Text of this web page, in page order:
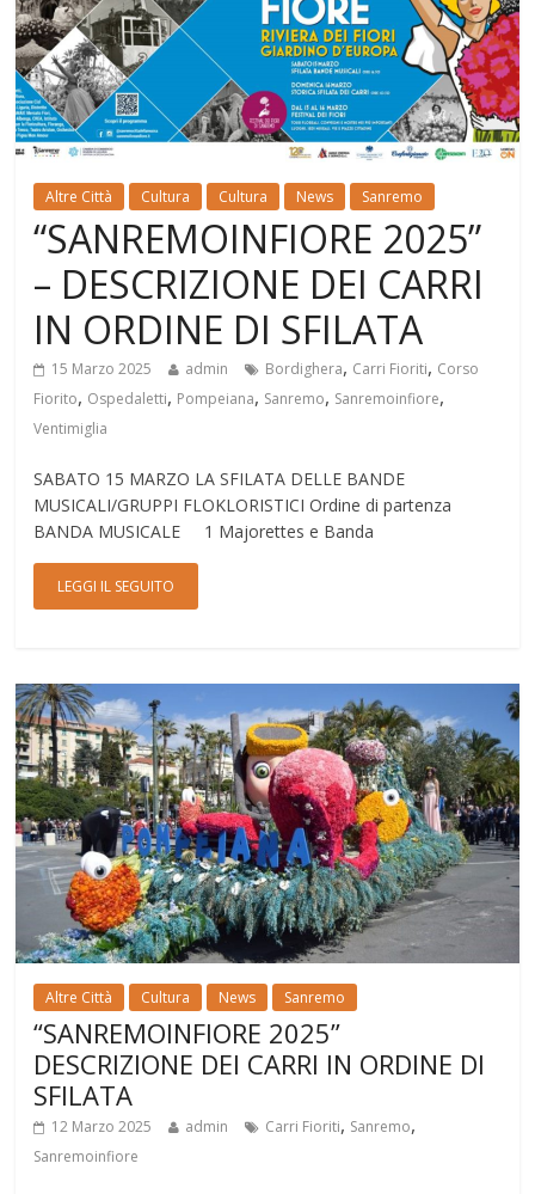
Altre Città Cultura Cultura News Sanremo
“SANREMOINFIORE 2025”
– DESCRIZIONE DEI CARRI
IN ORDINE DI SFILATA
15 Marzo 2025 admin Bordighera, Carri Fioriti, Corso
Fiorito, Ospedaletti, Pompeiana, Sanremo, Sanremoinfiore,
Ventimiglia
SABATO 15 MARZO LA SFILATA DELLE BANDE
MUSICALI/GRUPPI FLOKLORISTICI Ordine di partenza
BANDA MUSICALE 1 Majorettes e Banda
LEGGI IL SEGUITO
Altre Città Cultura News Sanremo
“SANREMOINFIORE 2025”
DESCRIZIONE DEI CARRI IN ORDINE DI
SFILATA
12 Marzo 2025 admin Carri Fioriti, Sanremo,
Sanremoinfiore